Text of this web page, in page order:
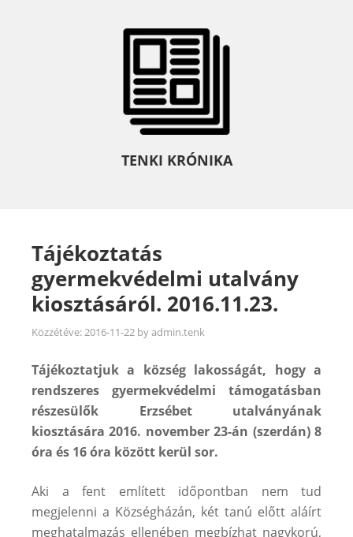
TENKI KRÓNIKA
Tájékoztatás
gyermekvédelmi utalvány
kiosztásáról. 2016.11.23.
Közzétéve:2016-11-22 byadmin.tenk
Tájékoztatjuk a község lakosságát, hogy a
rendszeres gyermekvédelmi támogatásban
részesülők Erzsébet utalványának
kiosztására 2016. november 23-án (szerdán) 8
óra és 16 óra között kerül sor.
Aki a fent említett időpontban nem tud
megjelenni a Községházán, két tanú előtt aláírt
meghatalmazás ellenében megbízhat nagykorú,